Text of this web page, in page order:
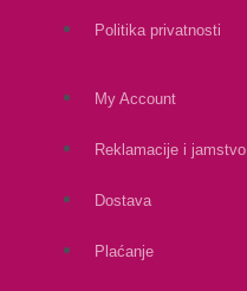
Politika privatnosti
My Account
Reklamacije i jamstvo
Dostava
Plaćanje